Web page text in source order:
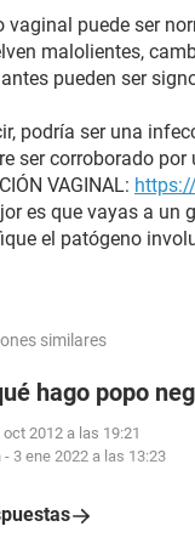
vaginal puede ser
malolientes,
pueden ser
podría ser una
ser corroborado
VAGINAL:
es que vayas a un
el patógeno
similares
hago popo
oct 2012 a las 19:21
- 3 ene 2022 a las 13:23